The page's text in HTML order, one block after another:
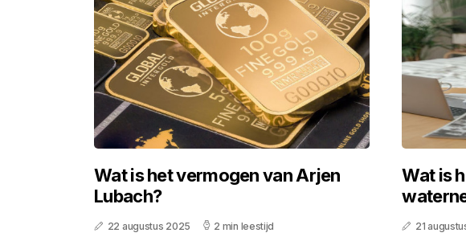
Wat is het vermogen van Arjen
Lubach?
22 augustus 2025 2 min leestijd
Wat is
21